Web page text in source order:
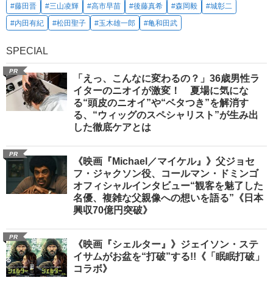
#藤田晋 #三山凌輝 #高市早苗 #後藤真希 #森岡毅
#城彰二
#内田有紀
#松田聖子 #玉木雄一郎 #亀和田武
SPECIAL
PR
「えっ、こんなに変わるの？」36歳男性ラ
イターのニオイが激変！ 夏場に気にな
る“頭皮のニオイ”や“ベタつき”を解消す
る、“ウィッグのスペシャリスト”が生み出
した徹底ケアとは
PR
《映画『Michael／マイケル』》父ジョセ
フ・ジャクソン役、コールマン・ドミンゴ
オフィシャルインタビュー“観客を魅了した
名優、複雑な父親像への想いを語る”《日本
興収70億円突破》
PR
《映画『シェルター』》ジェイソン・ステ
イサムがお盆を“打破”する!!《「眠眠打破」
コラボ》